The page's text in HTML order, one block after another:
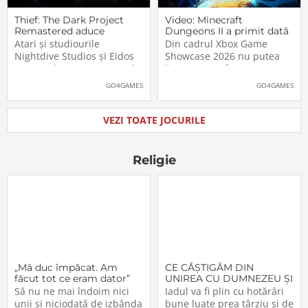
Thief: The Dark Project
Remastered aduce
părintele genului stealth
pe platformele moderne
Atari și studiourile
Nightdive Studios și Eidos
Montreal au anunțat jocul
Thief: The Dark Project
PlayStation 5, PlayStation 4,
Xbox Series X|S, Nintendo
Switch 2, Nintendo Switch
GO4GAMES
Video: Minecraft
Dungeons II a primit dată
de lansare. Când îl vom
putea juca
Din cadrul Xbox Game
Showcase 2026 nu putea
lipsi Minecraft Dungeons II,
care, pe lângă un nou
oficială de lansare. Astfel,
pasionații se vor putea
aventura în Minecraft
Video: Minecraft
GO4GAMES
VEZI TOATE JOCURILE
Religie
„Mă duc împăcat. Am
făcut tot ce eram dator”
Să nu ne mai îndoim nici
unii şi niciodată de izbânda
CE CÂŞTIGĂM DIN
UNIREA CU DUMNEZEU ŞI
CU FRAŢII (VI)
Iadul va fi plin cu hotărâri
bune luate prea târziu şi de